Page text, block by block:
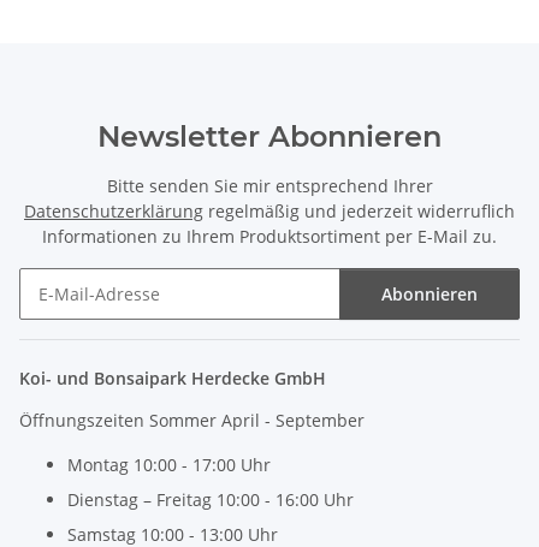
Newsletter Abonnieren
Bitte senden Sie mir entsprechend Ihrer
Datenschutzerklärung regelmäßig und jederzeit widerruflich
Informationen zu Ihrem Produktsortiment per E-Mail zu.
Abonnieren
Koi- und Bonsaipark Herdecke GmbH
Öffnungszeiten Sommer April - September
Montag 10:00 - 17:00 Uhr
Dienstag – Freitag 10:00 - 16:00 Uhr
Samstag 10:00 - 13:00 Uhr